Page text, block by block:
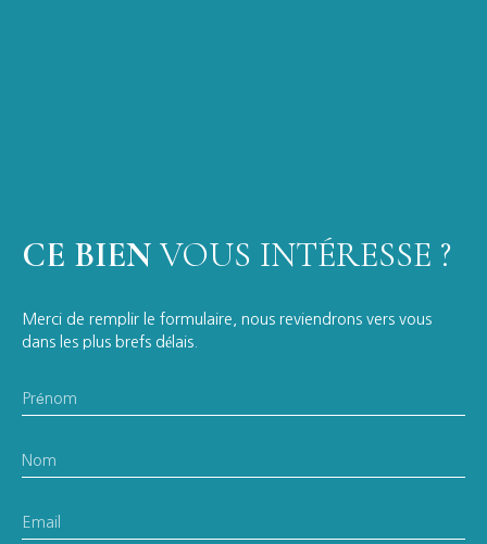
CE BIEN VOUS INTÉRESSE ?
Merci de remplir le formulaire, nous reviendrons vers vous
dans les plus brefs délais.
Prénom
Nom
Email